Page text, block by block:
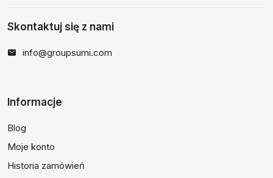
Skontaktuj się z nami
info@groupsumi.com
Informacje
Blog
Moje konto
Historia zamówień